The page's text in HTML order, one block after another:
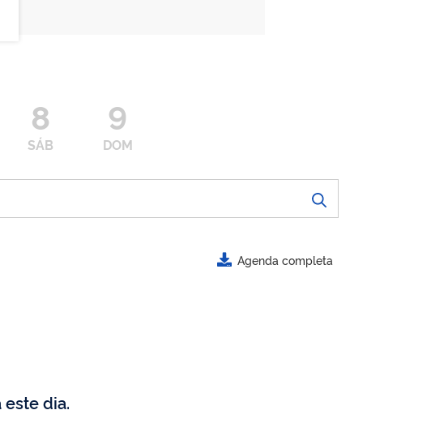
8
SÁB
9
DOM
Agenda completa
dia.